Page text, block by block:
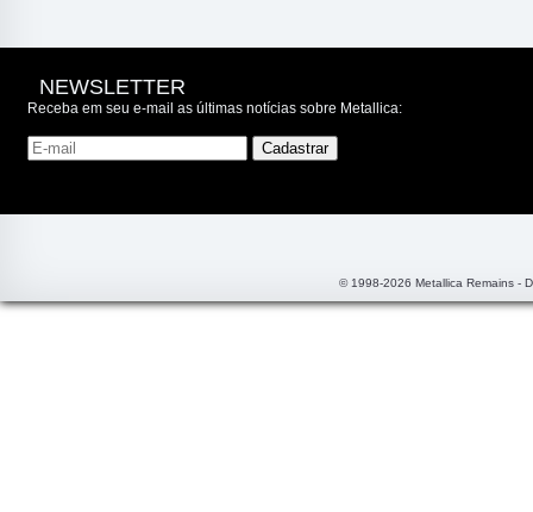
NEWSLETTER
Receba em seu e-mail as últimas notícias sobre Metallica:
© 1998-2026 Metallica Remains -